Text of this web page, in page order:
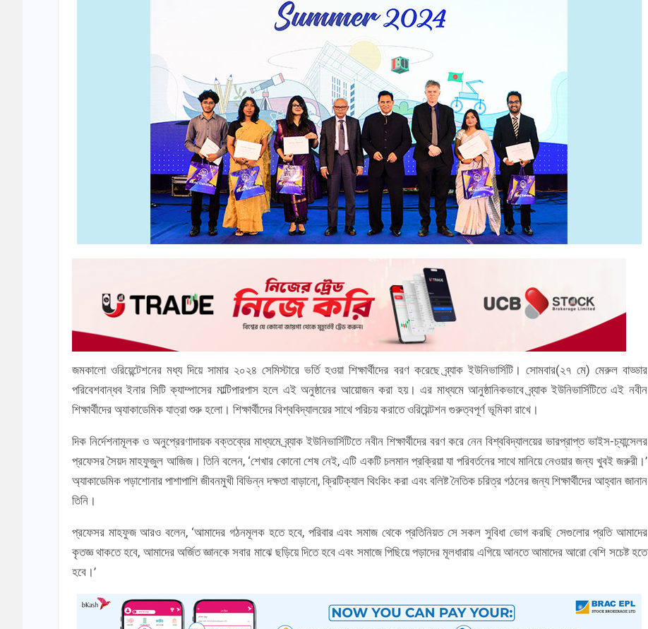
জমকালো ওরিয়েন্টেশনের মধ্য দিয়ে সামার ২০২৪ সেমিস্টারে ভর্তি হওয়া শিক্ষার্থীদের বরণ করেছে ব্র্যাক ইউনিভার্সিটি। সোমবার(২৭ মে) মেরুল বাড্ডার
পরিবেশবান্ধব ইনার সিটি ক্যাম্পাসের মাল্টিপারপাস হলে এই অনুষ্ঠানের আয়োজন করা হয়। এর মাধ্যমে আনুষ্ঠানিকভাবে ব্র্যাক ইউনিভার্সিটিতে এই নবীন
শিক্ষার্থীদের অ্যাকাডেমিক যাত্রা শুরু হলো। শিক্ষার্থীদের বিশ্ববিদ্যালয়ের সাথে পরিচয় করাতে ওরিয়েন্টশন গুরুত্বপূর্ণ ভূমিকা রাখে।
দিক নির্দেশনামূলক ও অনুপ্রেরণাদায়ক বক্তব্যের মাধ্যমে ব্র্যাক ইউনিভার্সিটিতে নবীন শিক্ষার্থীদের বরণ করে নেন বিশ্ববিদ্যালয়ের ভারপ্রাপ্ত ভাইস-চ্যান্সেলর
প্রফেসর সৈয়দ মাহফুজুল আজিজ। তিনি বলেন, ‘শেখার কোনো শেষ নেই, এটি একটি চলমান প্রক্রিয়া যা পরিবর্তনের সাথে মানিয়ে নেওয়ার জন্য খুবই জরুরী।’
অ্যাকাডেমিক পড়াশোনার পাশাপাশি জীবনমুখী বিভিন্ন দক্ষতা বাড়ানো, ক্রিটিক্যাল থিংকিং করা এবং বলিষ্ট নৈতিক চরিত্র গঠনের জন্য শিক্ষার্থীদের আহ্বান জানান
তিনি।
প্রফেসর মাহফুজ আরও বলেন, ‘আমাদের গঠনমূলক হতে হবে, পরিবার এবং সমাজ থেকে প্রতিনিয়ত সে সকল সুবিধা ভোগ করছি সেগুলোর প্রতি আমাদের
কৃতজ্ঞ থাকতে হবে, আমাদের অর্জিত জ্ঞানকে সবার মাঝে ছড়িয়ে দিতে হবে এবং সমাজে পিছিয়ে পড়াদের মূলধারায় এগিয়ে আনতে আমাদের আরো বেশি সচেষ্ট হতে
হবে।’